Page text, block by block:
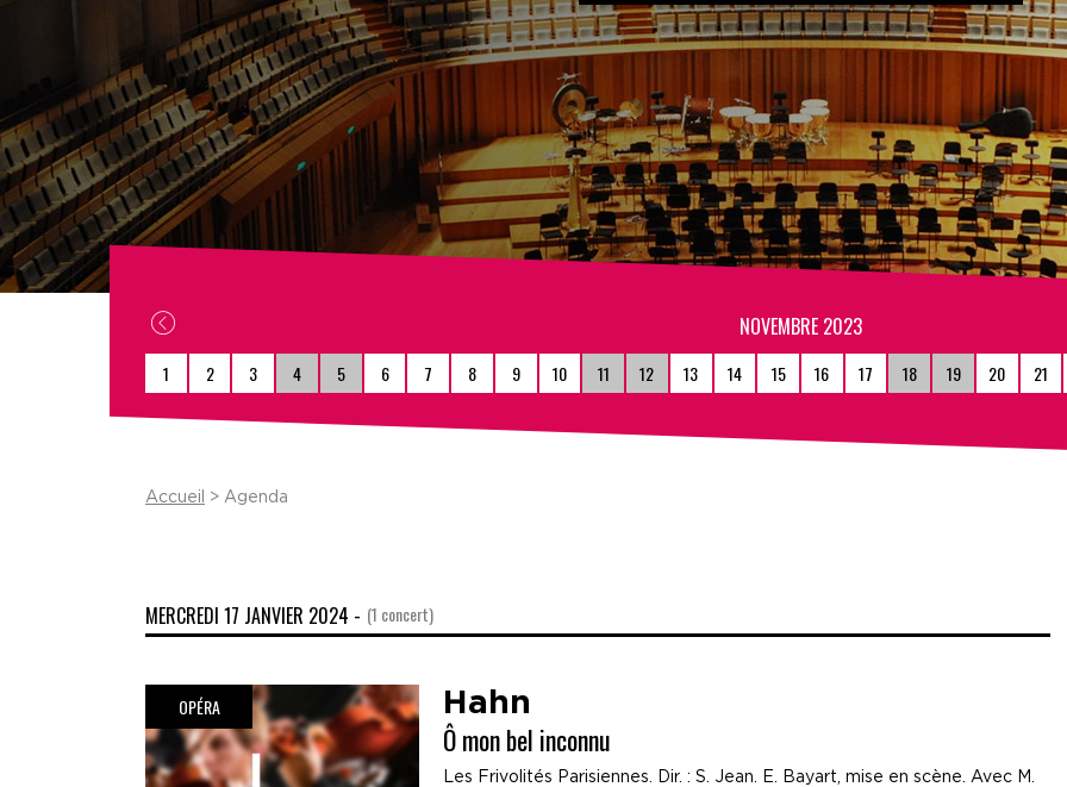
NOVEMBRE 2023
1 2 3 4 5 6 7 8 9 10 11 12 13 14 15 16 17 18 19 20 21
Accueil > Agenda
MERCREDI 17 JANVIER 2024 - (1 concert)
OPÉRA Hahn
Ô mon bel inconnu
Les Frivolités Parisiennes. Dir. : S. Jean. E. Bayart, mise en scène. Avec M.